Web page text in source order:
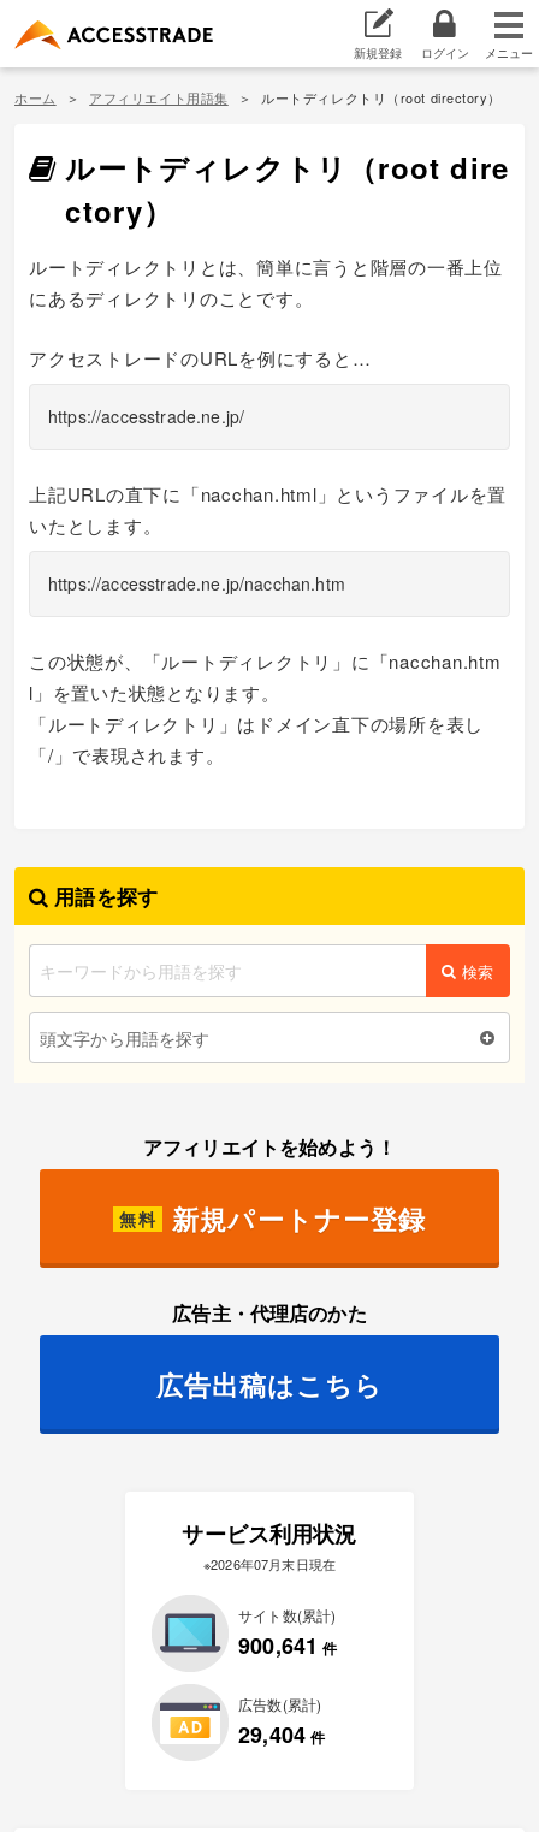
新規登録 ログイン
ホーム アフィリエイト用語集 ルートディレクトリ（root directory）
ルートディレクトリ（root dire
ctory）
ルートディレクトリとは、簡単に言うと階層の一番上位
にあるディレクトリのことです。
アクセストレードのURLを例にすると…
https://accesstrade.ne.jp/
上記URLの直下に「nacchan.html」というファイルを置
いたとします。
https://accesstrade.ne.jp/nacchan.htm
この状態が、「ルートディレクトリ」に「nacchan.htm
l」を置いた状態となります。
「ルートディレクトリ」はドメイン直下の場所を表し
「/」で表現されます。
用語を探す
検索
頭文字から用語を探す
アフィリエイトを始めよう！
無料 新規パートナー登録
広告主・代理店のかた
広告出稿はこちら
サービス利用状況
※2026年07月末日現在
サイト数(累計)
900,641 件
広告数(累計)
29,404 件